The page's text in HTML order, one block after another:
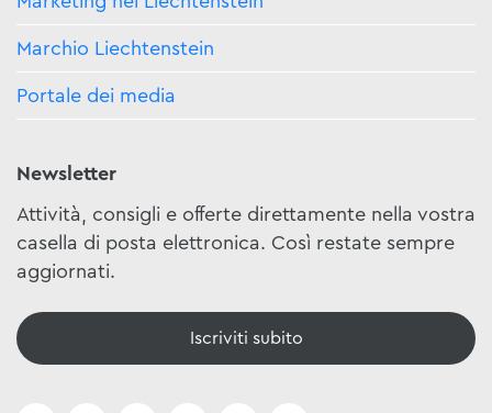
Marchio Liechtenstein
Portale dei media
Newsletter
Attività, consigli e offerte direttamente nella vostra
casella di posta elettronica. Così restate sempre
aggiornati.
Iscriviti subito